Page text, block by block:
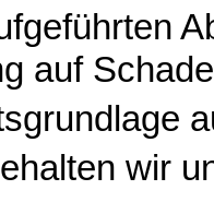
auf
wir